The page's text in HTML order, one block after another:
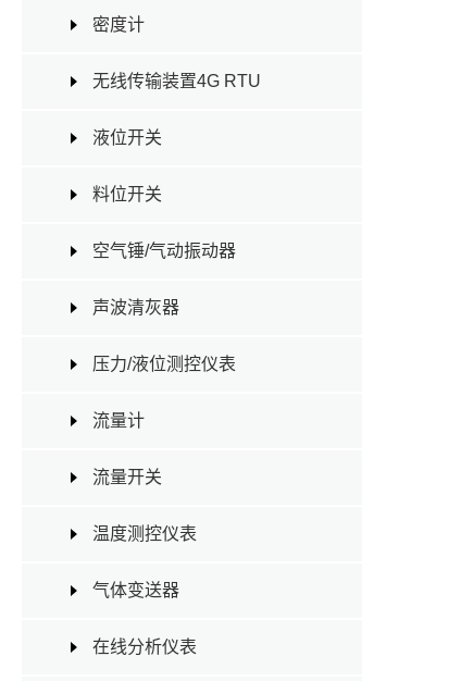
密度计
无线传输装置4G RTU
液位开关
料位开关
空气锤/气动振动器
声波清灰器
压力/液位测控仪表
流量计
流量开关
温度测控仪表
气体变送器
在线分析仪表